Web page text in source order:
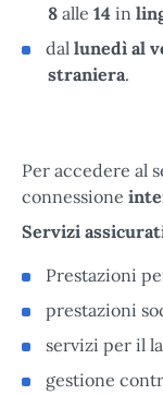
8 alle 14 in
dal lunedì al
straniera.
Per accedere al
connessione
Servizi
Prestazioni
prestazioni
servizi per il
gestione